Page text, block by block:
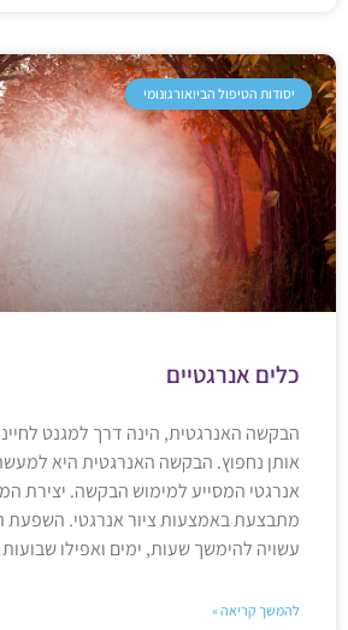
יסודות הטיפול הביואורגונומי
כלים אנרגטיים
הבקשה האנרגטית, הינה דרך למגנט
אותן נחפוץ. הבקשה האנרגטית היא
אנרגטי המסייע למימוש הבקשה. יצירת
מתבצעת באמצעות ציור אנרגטי. השפעת
עשויה להימשך שעות, ימים ואפילו
להמשך קריאה »